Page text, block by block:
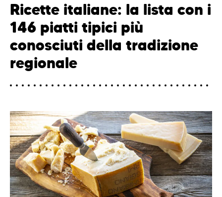
Ricette italiane: la lista con i
146 piatti tipici più
conosciuti della tradizione
regionale